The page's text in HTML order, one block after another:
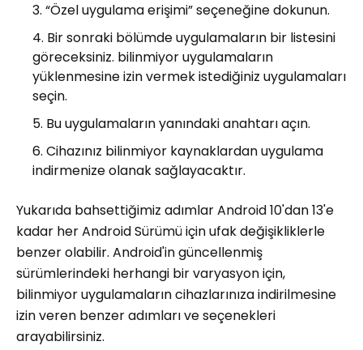
“Özel uygulama erişimi” seçeneğine dokunun.
Bir sonraki bölümde uygulamaların bir listesini
göreceksiniz. bilinmiyor uygulamaların
yüklenmesine izin vermek istediğiniz uygulamaları
seçin.
Bu uygulamaların yanındaki anahtarı açın.
Cihazınız bilinmiyor kaynaklardan uygulama
indirmenize olanak sağlayacaktır.
Yukarıda bahsettiğimiz adımlar Android 10'dan 13'e
kadar her Android Sürümü için ufak değişikliklerle
benzer olabilir. Android'in güncellenmiş
sürümlerindeki herhangi bir varyasyon için,
bilinmiyor uygulamaların cihazlarınıza indirilmesine
izin veren benzer adımları ve seçenekleri
arayabilirsiniz.